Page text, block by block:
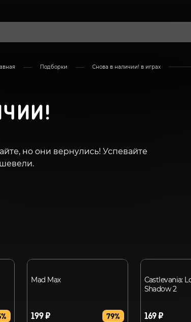
Подборки Снова в наличии! в играх
но они вернулись! Успевайте
Mad Max
199 ₽ 79%
Castlevania:
Shadow 2
169 ₽